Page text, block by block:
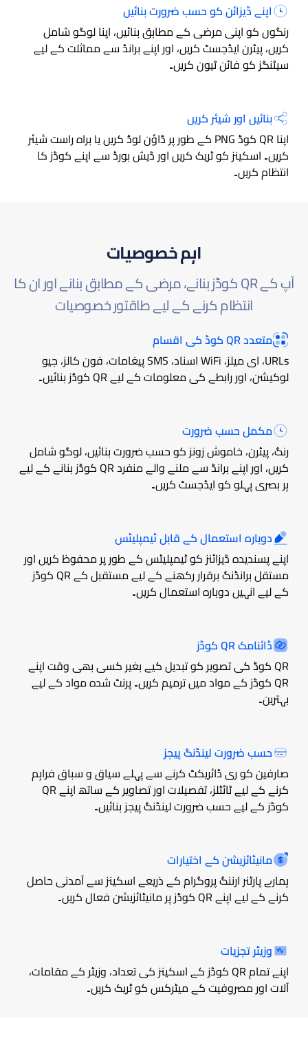
اپنے ڈیزائن کو حسب ضرورت بنائیں
رنگوں کو اپنی مرضی کے مطابق بنائیں، اپنا لوگو شامل
کریں، پیٹرن ایڈجسٹ کریں، اور اپنے برانڈ سے مماثلت کے لیے
سیٹنگز کو فائن ٹیون کریں۔
بنائیں اور شیئر کریں
اپنا QR کوڈ PNG کے طور پر ڈاؤن لوڈ کریں یا براہ راست شیئر
کریں۔ اسکینز کو ٹریک کریں اور ڈیش بورڈ سے اپنے کوڈز کا
انتظام کریں۔
اہم خصوصیات
آپ کے QR کوڈز بنانے، مرضی کے مطابق بنانے اور ان کا
انتظام کرنے کے لیے طاقتور خصوصیات
متعدد QR کوڈ کی اقسام
URLs، ای میلز، WiFi اسناد، SMS پیغامات، فون کالز، جیو
لوکیشن، اور رابطے کی معلومات کے لیے QR کوڈز بنائیں۔
مکمل حسب ضرورت
رنگ، پیٹرن، خاموش زونز کو حسب ضرورت بنائیں، لوگو شامل
کریں، اور اپنے برانڈ سے ملنے والے منفرد QR کوڈز بنانے کے لیے
ہر بصری پہلو کو ایڈجسٹ کریں۔
دوبارہ استعمال کے قابل ٹیمپلیٹس
اپنے پسندیدہ ڈیزائنز کو ٹیمپلیٹس کے طور پر محفوظ کریں اور
مستقل برانڈنگ برقرار رکھنے کے لیے مستقبل کے QR کوڈز
کے لیے انہیں دوبارہ استعمال کریں۔
ڈائنامک QR کوڈز
QR کوڈ کی تصویر کو تبدیل کیے بغیر کسی بھی وقت اپنے
QR کوڈز کے مواد میں ترمیم کریں۔ پرنٹ شدہ مواد کے لیے
بہترین۔
حسب ضرورت لینڈنگ پیجز
صارفین کو ری ڈائریکٹ کرنے سے پہلے سیاق و سباق فراہم
کرنے کے لیے ٹائٹلز، تفصیلات اور تصاویر کے ساتھ اپنے QR
کوڈز کے لیے حسب ضرورت لینڈنگ پیجز بنائیں۔
مانیٹائزیشن کے اختیارات
ہمارے پارٹنر ارننگ پروگرام کے ذریعے اسکینز سے آمدنی حاصل
کرنے کے لیے اپنے QR کوڈز پر مانیٹائزیشن فعال کریں۔
وزیٹر تجزیات
اپنے تمام QR کوڈز کے اسکینز کی تعداد، وزیٹر کے مقامات،
آلات اور مصروفیت کے میٹرکس کو ٹریک کریں۔